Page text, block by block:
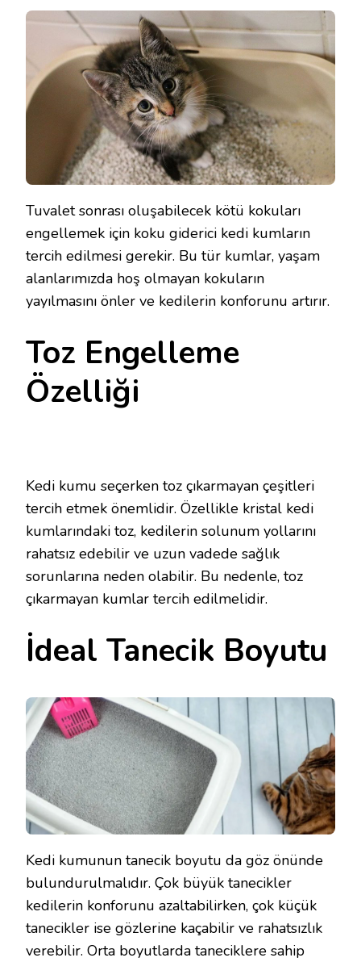
Tuvalet sonrası oluşabilecek kötü kokuları
engellemek için koku giderici kedi kumların
tercih edilmesi gerekir. Bu tür kumlar, yaşam
alanlarımızda hoş olmayan kokuların
yayılmasını önler ve kedilerin konforunu artırır.
Toz Engelleme
Özelliği
Kedi kumu seçerken toz çıkarmayan çeşitleri
tercih etmek önemlidir. Özellikle kristal kedi
kumlarındaki toz, kedilerin solunum yollarını
rahatsız edebilir ve uzun vadede sağlık
sorunlarına neden olabilir. Bu nedenle, toz
çıkarmayan kumlar tercih edilmelidir.
İdeal Tanecik Boyutu
Kedi kumunun tanecik boyutu da göz önünde
bulundurulmalıdır. Çok büyük tanecikler
kedilerin konforunu azaltabilirken, çok küçük
tanecikler ise gözlerine kaçabilir ve rahatsızlık
verebilir. Orta boyutlarda taneciklere sahip